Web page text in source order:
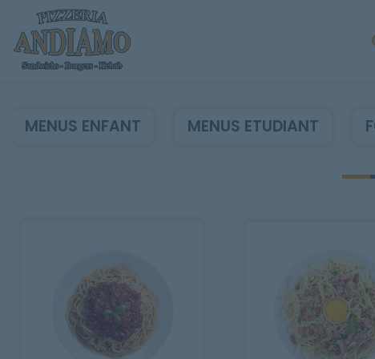
Contact
Mentions Légales
MENUS ENFANT MENUS ETUDIANT